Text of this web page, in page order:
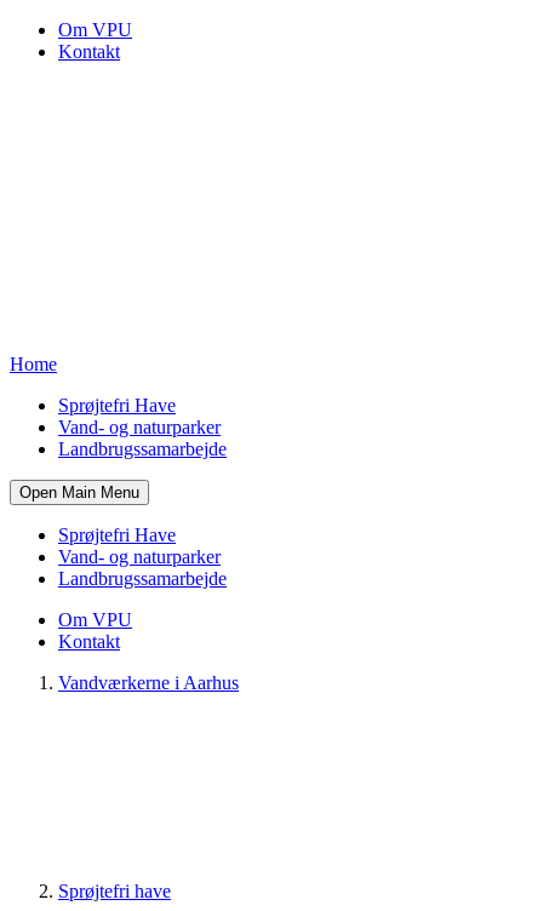
Om VPU
Kontakt
Home
Sprøjtefri Have
Vand- og naturparker
Landbrugssamarbejde
Open Main Menu
Sprøjtefri Have
Vand- og naturparker
Landbrugssamarbejde
Om VPU
Kontakt
Vandværkerne i Aarhus
Sprøjtefri have